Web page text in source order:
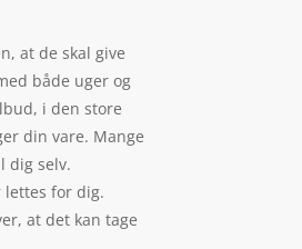
at de skal give
både uger og
i den store
din vare. Mange
dig selv.
for dig.
at det kan tage